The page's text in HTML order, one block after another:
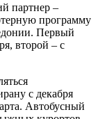
партнер –
программу
Первый
второй – с
с декабря
Автобусный